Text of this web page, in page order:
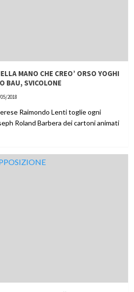
MANO CHE CREO’ ORSO YOGHI
BAU, SVICOLONE
2018
Raimondo Lenti toglie ogni
Roland Barbera dei cartoni animati